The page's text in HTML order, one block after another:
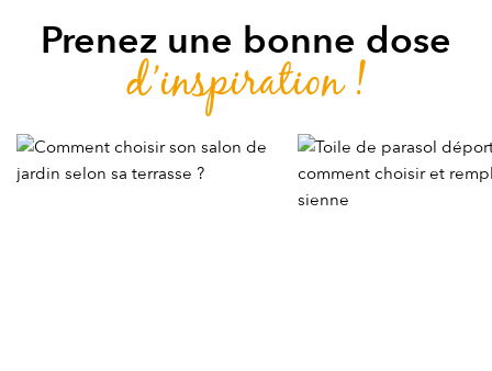
Prenez une bonne dose
d’inspiration !